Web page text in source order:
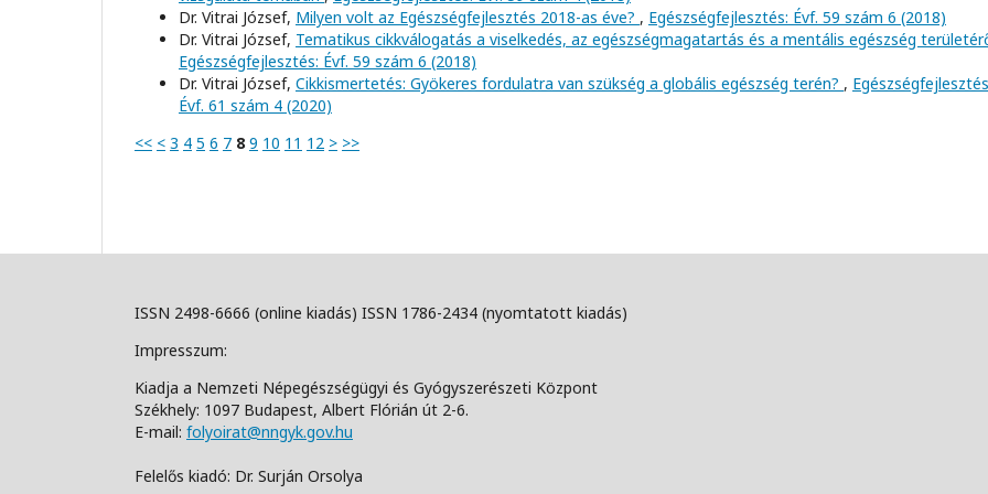
Dr. Vitrai József, Milyen volt az Egészségfejlesztés 2018-as éve? , Egészségfejlesztés: Évf. 59 szám 6 (2018)
Dr. Vitrai József, Tematikus cikkválogatás a viselkedés, az egészségmagatartás és a mentális egészség
Egészségfejlesztés: Évf. 59 szám 6 (2018)
Dr. Vitrai József, Cikkismertetés: Gyökeres fordulatra van szükség a globális egészség terén? ,
Évf. 61 szám 4 (2020)
<< < 3 4 5 6 7 8 9 10 11 12 > >>
ISSN 2498-6666 (online kiadás) ISSN 1786-2434 (nyomtatott kiadás)
Impresszum:
Kiadja a Nemzeti Népegészségügyi és Gyógyszerészeti Központ
Székhely: 1097 Budapest, Albert Flórián út 2-6.
E-mail: folyoirat@nngyk.gov.hu
Felelős kiadó: Dr. Surján Orsolya